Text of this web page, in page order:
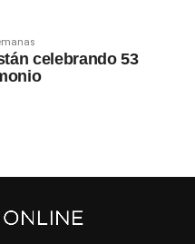
celebrando 53